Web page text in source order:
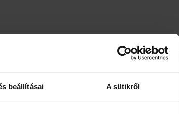
beállításai A sütikről